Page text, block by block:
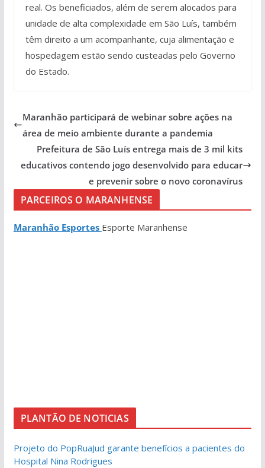
real. Os beneficiados, além de serem alocados para
unidade de alta complexidade em São Luís, também
têm direito a um acompanhante, cuja alimentação e
hospedagem estão sendo custeadas pelo Governo
do Estado.
Maranhão participará de webinar sobre ações na
área de meio ambiente durante a pandemia
Prefeitura de São Luís entrega mais de 3 mil kits
educativos contendo jogo desenvolvido para educar
e prevenir sobre o novo coronavírus
PARCEIROS O MARANHENSE
Maranhão Esportes Esporte Maranhense
PLANTÃO DE NOTICIAS
Projeto do PopRuaJud garante benefícios a pacientes do
Hospital Nina Rodrigues